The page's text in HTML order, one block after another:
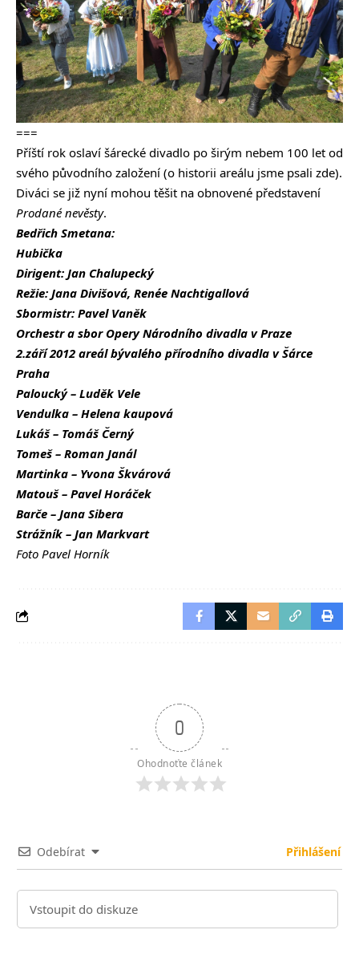
===
Příští rok oslaví šárecké divadlo po širým nebem 100 let od
svého původního založení (o historii areálu jsme psali zde).
Diváci se již nyní mohou těšit na obnovené představení
Prodané nevěsty.
Bedřich Smetana:
Hubička
Dirigent: Jan Chalupecký
Režie: Jana Divišová, Renée Nachtigallová
Sbormistr: Pavel Vaněk
Orchestr a sbor Opery Národního divadla v Praze
2.září 2012 areál bývalého přírodního divadla v Šárce
Praha
Paloucký – Luděk Vele
Vendulka – Helena kaupová
Lukáš – Tomáš Černý
Tomeš – Roman Janál
Martinka – Yvona Škvárová
Matouš – Pavel Horáček
Barče – Jana Sibera
Strážník – Jan Markvart
Foto Pavel Horník
0
Ohodnoťte článek
Odebírat Přihlášení